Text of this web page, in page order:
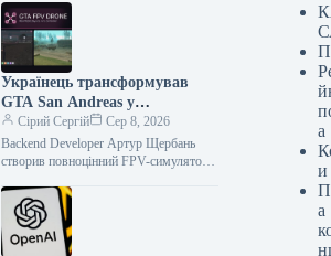
Українець трансформував
GTA San Andreas у
реалістичний симулятор FPV-
дрона
Сірий Сергій
Сер 8, 2026
Backend Developer Артур Щербань
створив повноцінний FPV-симулятор
Andreas. Його скрипт для MoonLoader
додає у гру…
а
и
а